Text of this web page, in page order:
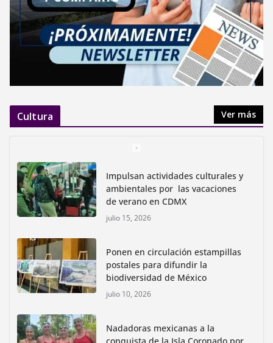
Cultura Ver más
Impulsan actividades culturales y
ambientales por las vacaciones
de verano en CDMX
julio 15, 2026
Ponen en circulación estampillas
postales para difundir la
biodiversidad de México
julio 10, 2026
Nadadoras mexicanas a la